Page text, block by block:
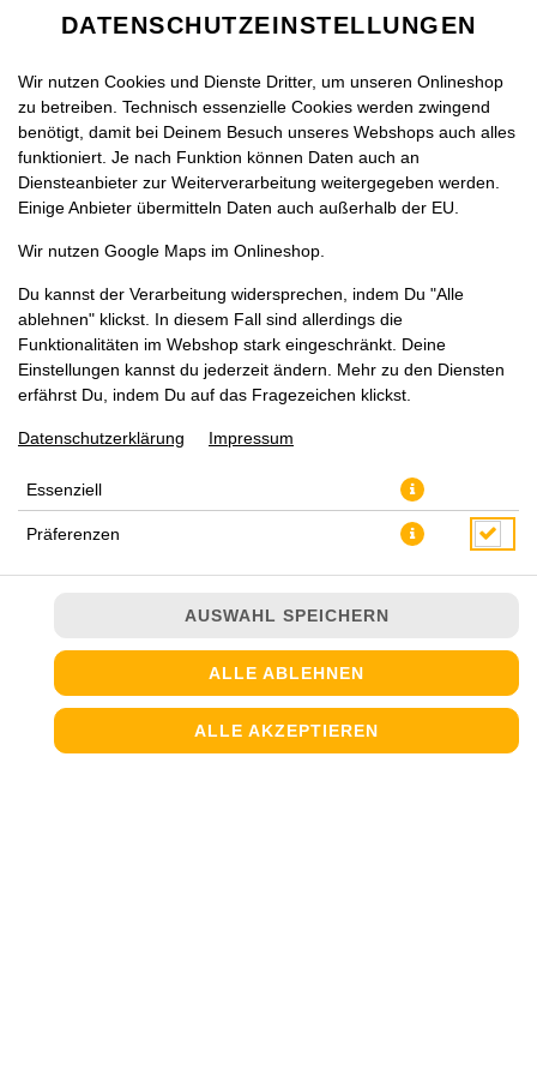
PIZZA QUATTRO STAGIONI
KLEIN, Ø 29CM
DATENSCHUTZEINSTELLUNGEN
Wir nutzen Cookies und Dienste Dritter, um unseren Onlineshop
zu betreiben. Technisch essenzielle Cookies werden zwingend
benötigt, damit bei Deinem Besuch unseres Webshops auch alles
funktioniert. Je nach Funktion können Daten auch an
Diensteanbieter zur Weiterverarbeitung weitergegeben werden.
Einige Anbieter übermitteln Daten auch außerhalb der EU.
Wir nutzen Google Maps im Onlineshop.
Du kannst der Verarbeitung widersprechen, indem Du "Alle
ablehnen" klickst. In diesem Fall sind allerdings die
Funktionalitäten im Webshop stark eingeschränkt. Deine
Einstellungen kannst du jederzeit ändern. Mehr zu den Diensten
erfährst Du, indem Du auf das Fragezeichen klickst.
Datenschutzerklärung Impressum
Essenziell
Präferenzen
AUSWAHL SPEICHERN
ALLE ABLEHNEN
ALLE AKZEPTIEREN